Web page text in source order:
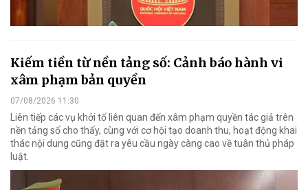
Kiếm tiền từ nền tảng số: Cảnh báo hành vi
xâm phạm bản quyền
07/08/2026 11:30
Liên tiếp các vụ khởi tố liên quan đến xâm phạm quyền tác giả trên
nền tảng số cho thấy, cùng với cơ hội tạo doanh thu, hoạt động khai
thác nội dung cũng đặt ra yêu cầu ngày càng cao về tuân thủ pháp
luật.